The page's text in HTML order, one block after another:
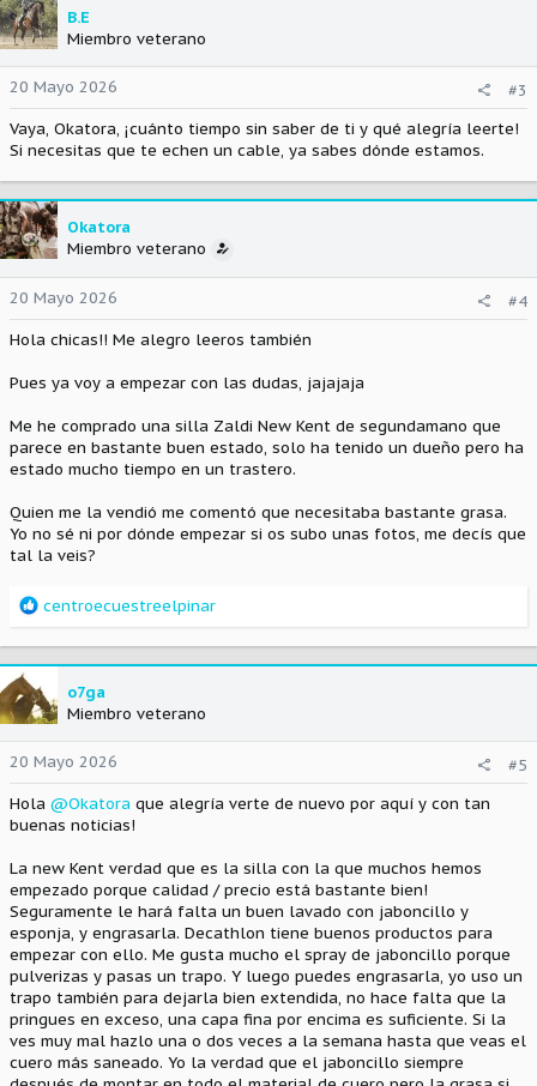
B.E
Miembro veterano
20 Mayo 2026
#3
Vaya, Okatora, ¡cuánto tiempo sin saber de ti y qué alegría leerte!
Si necesitas que te echen un cable, ya sabes dónde estamos.
Okatora
Miembro veterano
20 Mayo 2026
#4
Hola chicas!! Me alegro leeros también
Pues ya voy a empezar con las dudas, jajajaja
Me he comprado una silla Zaldi New Kent de segundamano que
parece en bastante buen estado, solo ha tenido un dueño pero ha
estado mucho tiempo en un trastero.
Quien me la vendió me comentó que necesitaba bastante grasa.
Yo no sé ni por dónde empezar si os subo unas fotos, me decís que
tal la veis?
R
a
c
c
i
n
s
:
centroecuestreelpinar
o7ga
Miembro veterano
20 Mayo 2026
#5
Hola @Okatora que alegría verte de nuevo por aquí y con tan
buenas noticias!
La new Kent verdad que es la silla con la que muchos hemos
empezado porque calidad / precio está bastante bien!
Seguramente le hará falta un buen lavado con jaboncillo y
esponja, y engrasarla. Decathlon tiene buenos productos para
empezar con ello. Me gusta mucho el spray de jaboncillo porque
pulverizas y pasas un trapo. Y luego puedes engrasarla, yo uso un
trapo también para dejarla bien extendida, no hace falta que la
pringues en exceso, una capa fina por encima es suficiente. Si la
ves muy mal hazlo una o dos veces a la semana hasta que veas el
cuero más saneado. Yo la verdad que el jaboncillo siempre